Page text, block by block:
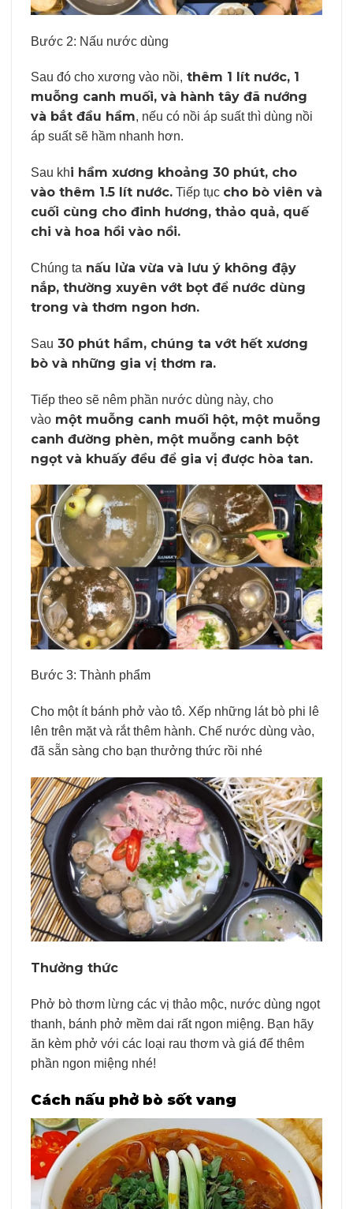
Bước 2: Nấu nước dùng
Sau đó cho xương vào nồi, thêm 1 lít nước, 1
muỗng canh muối, và hành tây đã nướng
và bắt đầu hầm, nếu có nồi áp suất thì dùng nồi
áp suất sẽ hầm nhanh hơn.
Sau khi hầm xương khoảng 30 phút, cho
vào thêm 1.5 lít nước. Tiếp tục cho bò viên và
cuối cùng cho đinh hương, thảo quả, quế
chi và hoa hồi vào nồi.
Chúng ta nấu lửa vừa và lưu ý không đậy
nắp, thường xuyên vớt bọt để nước dùng
trong và thơm ngon hơn.
Sau 30 phút hầm, chúng ta vớt hết xương
bò và những gia vị thơm ra.
Tiếp theo sẽ nêm phần nước dùng này, cho
vào một muỗng canh muối hột, một muỗng
canh đường phèn, một muỗng canh bột
ngọt và khuấy đều để gia vị được hòa tan.
Bước 3: Thành phẩm
Cho một ít bánh phở vào tô. Xếp những lát bò phi lê
lên trên mặt và rắt thêm hành. Chế nước dùng vào,
đã sẵn sàng cho bạn thưởng thức rồi nhé
Thưởng thức
Phở bò thơm lừng các vị thảo mộc, nước dùng ngọt
thanh, bánh phở mềm dai rất ngon miệng. Bạn hãy
ăn kèm phở với các loại rau thơm và giá để thêm
phần ngon miệng nhé!
Cách nấu phở bò sốt vang